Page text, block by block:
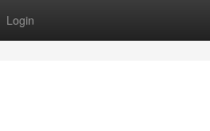
Login